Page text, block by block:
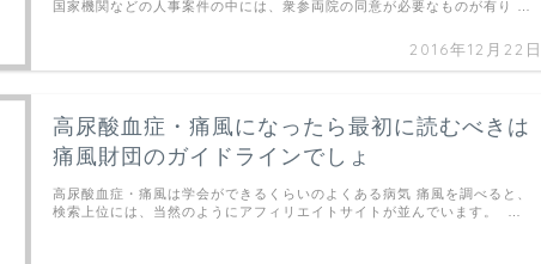
2016年12月22日
国家機関などの人事案件の中には、衆参両院の同意が必要なものが有り …
高尿酸血症・痛風になったら最初に読むべきは
痛風財団のガイドラインでしょ
高尿酸血症・痛風は学会ができるくらいのよくある病気 痛風を調べると、
検索上位には、当然のようにアフィリエイトサイトが並んでいます。 …